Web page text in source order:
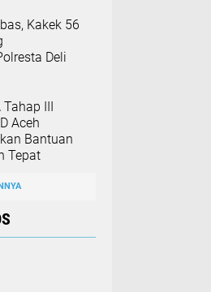
Kakek 56
Deli
III
Aceh
Bantuan
Tepat